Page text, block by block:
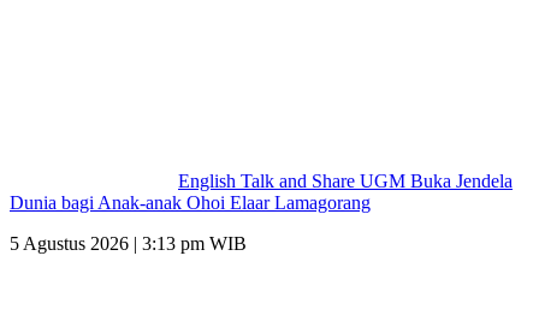
English Talk and Share UGM Buka Jendela
Dunia bagi Anak-anak Ohoi Elaar Lamagorang
5 Agustus 2026 | 3:13 pm WIB